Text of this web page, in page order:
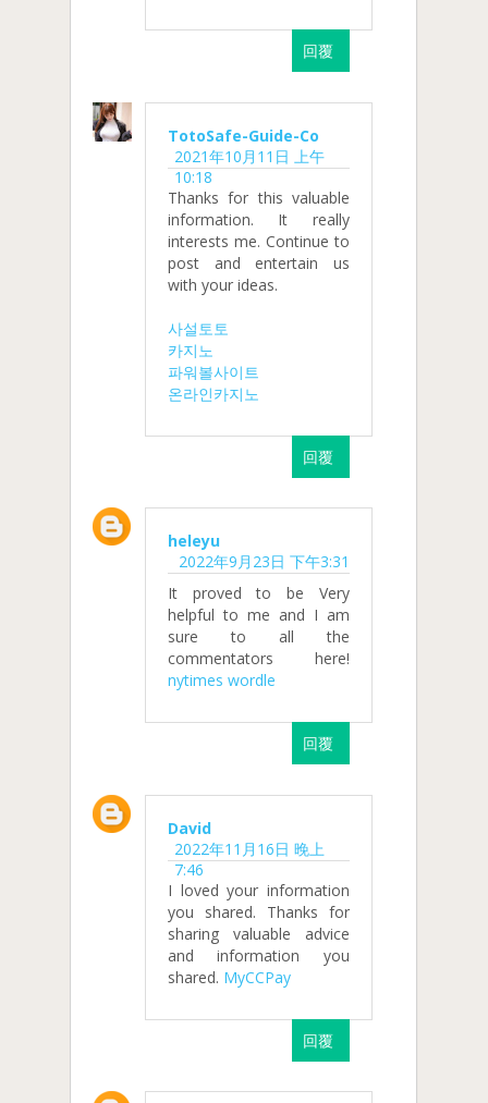
回覆
TotoSafe-Guide-Co
2021年10月11日 上午
10:18
Thanks for this valuable
information. It really
interests me. Continue to
post and entertain us
with your ideas.
사설토토
카지노
파워볼사이트
온라인카지노
回覆
heleyu
2022年9月23日 下午3:31
It proved to be Very
helpful to me and I am
sure to all the
commentators here!
nytimes wordle
回覆
David
2022年11月16日 晚上
7:46
I loved your information
you shared. Thanks for
sharing valuable advice
and information you
shared. MyCCPay
回覆